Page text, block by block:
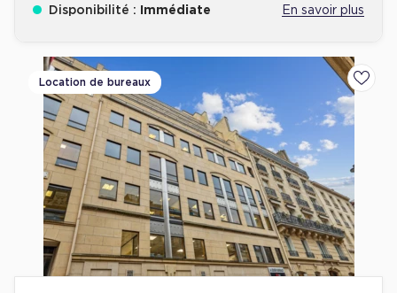
Disponibilité : Immédiate En savoir plus
Location de bureaux